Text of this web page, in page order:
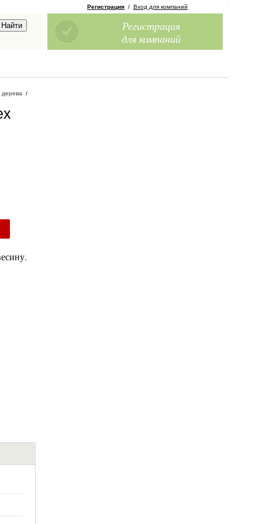
Регистрация / Вход для компаний
Регистрация
для компаний
/